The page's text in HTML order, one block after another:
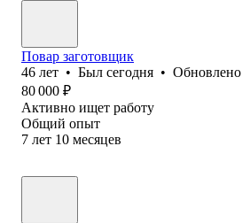
Повар заготовщик
46 лет • Был сегодня • Обновлено
80 000 ₽
Активно ищет работу
Общий опыт
7 лет 10 месяцев